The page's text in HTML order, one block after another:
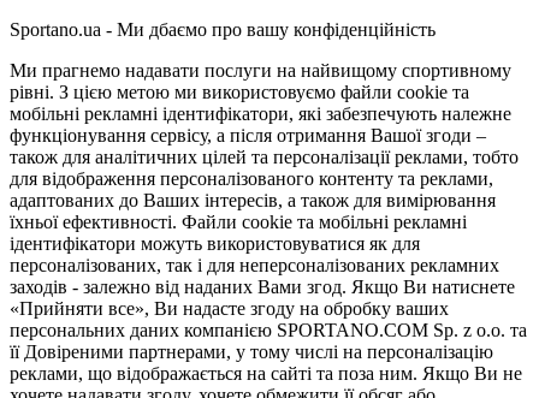
Sportano.ua - Ми дбаємо про вашу конфіденційність
Ми прагнемо надавати послуги на найвищому спортивному
рівні. З цією метою ми використовуємо файли cookie та
мобільні рекламні ідентифікатори, які забезпечують належне
функціонування сервісу, а після отримання Вашої згоди –
також для аналітичних цілей та персоналізації реклами, тобто
для відображення персоналізованого контенту та реклами,
адаптованих до Ваших інтересів, а також для вимірювання
їхньої ефективності. Файли cookie та мобільні рекламні
ідентифікатори можуть використовуватися як для
персоналізованих, так і для неперсоналізованих рекламних
заходів - залежно від наданих Вами згод. Якщо Ви натиснете
«Прийняти все», Ви надасте згоду на обробку ваших
персональних даних компанією SPORTANO.COM Sp. z o.o. та
її Довіреними партнерами, у тому числі на персоналізацію
реклами, що відображається на сайті та поза ним. Якщо Ви не